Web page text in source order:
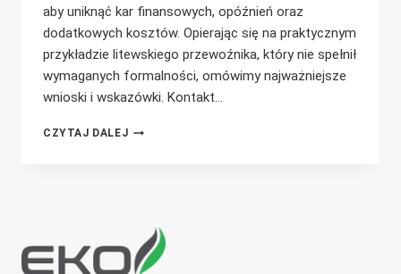
aby uniknąć kar finansowych, opóźnień oraz
dodatkowych kosztów. Opierając się na praktycznym
przykładzie litewskiego przewoźnika, który nie spełnił
wymaganych formalności, omówimy najważniejsze
wnioski i wskazówki. Kontakt…
CZYTAJ DALEJNIEZNAJOMOŚĆ
MUSI!
BEZPIECZNY
PRZEWÓZ